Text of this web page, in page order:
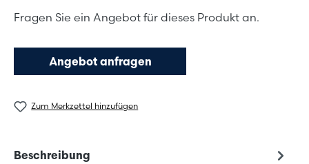
Fragen Sie ein Angebot für dieses Produkt an.
Angebot anfragen
Zum Merkzettel hinzufügen
Beschreibung